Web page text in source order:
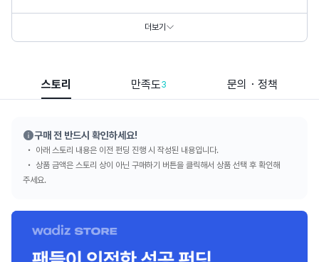
더보기
스토리 만족도 3 문의・정책
구매 전 반드시 확인하세요!
아래 스토리 내용은 이전 펀딩 진행 시 작성된 내용입니다.
상품 금액은 스토리 상이 아닌 구매하기 버튼을 클릭해서 상품 선택 후 확인해
주세요.